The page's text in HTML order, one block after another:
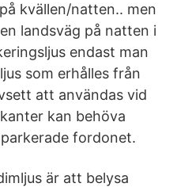
kvällen/natten.. men
landsväg på natten i
endast man
som erhålles från
att användas vid
kan behöva
fordonet.
är att belysa